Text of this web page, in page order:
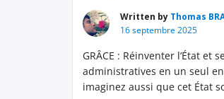
Written by Thomas
16 septembre 2025
GRÂCE : Réinventer l’État
administratives en un seul
imaginez aussi que cet État